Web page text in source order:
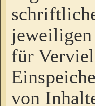
jeweiligen
für
von